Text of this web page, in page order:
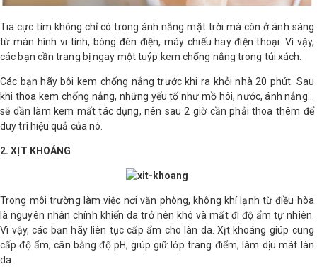
Shop All Brand A-
Z
Tia cực tím không chỉ có trong ánh nắng mặt trời mà còn ở ánh sáng
từ màn hình vi tính, bòng đèn điện, máy chiếu hay điện thoại. Vì vậy,
các bạn cần trang bị ngay một tuýp kem chống nắng trong túi xách.
Các bạn hãy bôi kem chống nắng trước khi ra khỏi nhà 20 phút. Sau
khi thoa kem chống nắng, những yếu tố như mồ hôi, nước, ánh nắng...
sẽ dần làm kem mất tác dụng, nên sau 2 giờ cần phải thoa thêm để
duy trì hiệu quả của nó.
2. XỊT KHOÁNG
Trong môi trường làm việc nơi văn phòng, không khí lạnh từ điều hòa
là nguyên nhân chính khiến da trở nên khô và mất đi độ ẩm tự nhiên.
Vì vậy, các bạn hãy liên tục cấp ẩm cho làn da. Xịt khoáng giúp cung
cấp độ ẩm, cân bằng độ pH, giúp giữ lớp trang điểm, làm dịu mát làn
da.